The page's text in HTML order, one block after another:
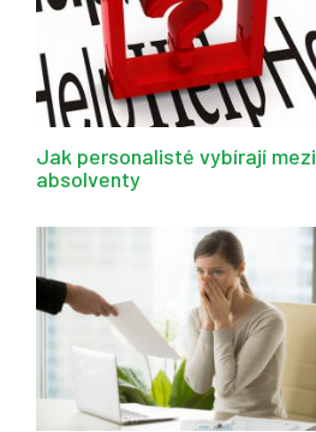
Jak personalisté vybírají mezi
absolventy